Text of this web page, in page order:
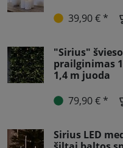
39,90 € *
"Sirius"
prailginimas
1,4 m juoda
79,90 € *
Sirius LED